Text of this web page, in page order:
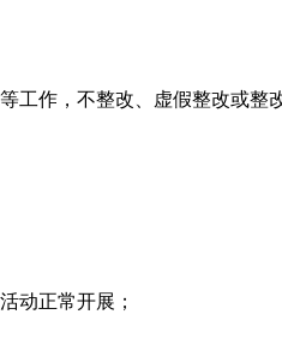
工作，不整改、虚假整改或整
动正常开展；